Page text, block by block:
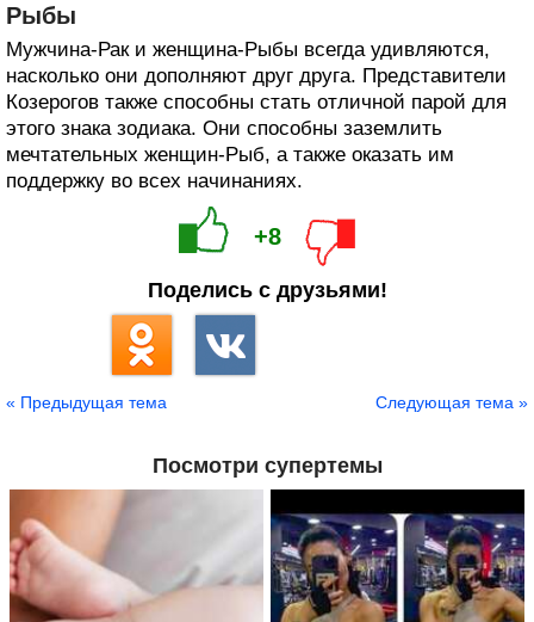
Рыбы
Мужчина-Рак и женщина-Рыбы всегда удивляются,
насколько они дополняют друг друга. Представители
Козерогов также способны стать отличной парой для
этого знака зодиака. Они способны заземлить
мечтательных женщин-Рыб, а также оказать им
поддержку во всех начинаниях.
+8
Поделись с друзьями!
« Предыдущая тема Следующая тема »
Посмотри супертемы